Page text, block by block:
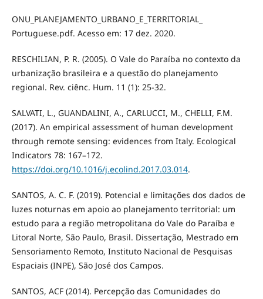
ONU_PLANEJAMENTO_URBANO_E_TERRITORIAL_
Portuguese.pdf. Acesso em: 17 dez. 2020.
RESCHILIAN, P. R. (2005). O Vale do Paraíba no contexto da
urbanização brasileira e a questão do planejamento
regional. Rev. ciênc. Hum. 11 (1): 25-32.
SALVATI, L., GUANDALINI, A., CARLUCCI, M., CHELLI, F.M.
(2017). An empirical assessment of human development
through remote sensing: evidences from Italy. Ecological
Indicators 78: 167–172.
https://doi.org/10.1016/j.ecolind.2017.03.014.
SANTOS, A. C. F. (2019). Potencial e limitações dos dados de
luzes noturnas em apoio ao planejamento territorial: um
estudo para a região metropolitana do Vale do Paraíba e
Litoral Norte, São Paulo, Brasil. Dissertação, Mestrado em
Sensoriamento Remoto, Instituto Nacional de Pesquisas
Espaciais (INPE), São José dos Campos.
SANTOS, ACF (2014). Percepção das Comunidades do